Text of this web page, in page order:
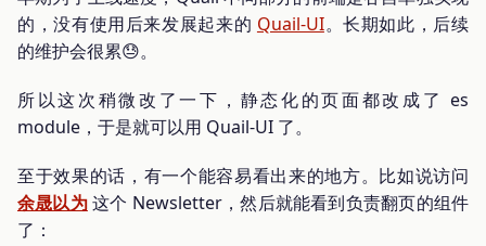
的，没有使用后来发展起来的 Quail-UI。长期如此，后续
的维护会很累😓。
所以这次稍微改了一下，静态化的页面都改成了 es
module，于是就可以用 Quail-UI 了。
至于效果的话，有一个能容易看出来的地方。比如说访问
余晟以为这个 Newsletter，然后就能看到负责翻页的组件
了：